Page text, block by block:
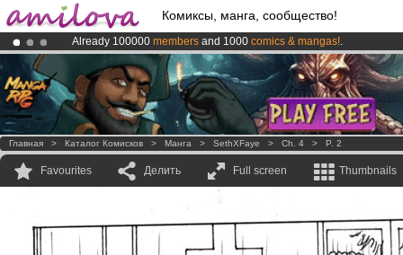
Комиксы, манга, сообщество!
Already 100000 members and 1000 comics & mangas!.
AmilovaKickstarter is now LIVE!.
Premium membership from3.95 euros per month !Get membership
Главная > Каталог Комисков > Манга > SethXFaye > Ch. 4 > P. 2
Favourites Делить Full screen Thumbnails